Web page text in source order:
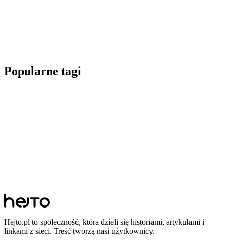
Popularne tagi
Hejto.pl to społeczność, która dzieli się historiami, artykułami i
linkami z sieci. Treść tworzą nasi użytkownicy.